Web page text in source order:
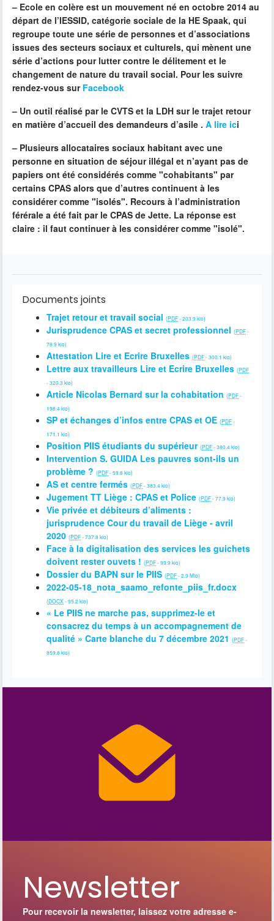
– Ecole en colère est un mouvement né en octobre 2014 au
départ de l’IESSID, catégorie sociale de la HE Spaak, qui
regroupe toute une série de personnes et d’associations
issues des secteurs sociaux et culturels, qui mènent une
série d’actions pour lutter contre le délitement et le
changement de nature du travail social. Pour les suivre
rendez-vous sur Facebook
– Un outil réalisé par le CVTS et la LDH sur le trajet retour
en matière d’accueil des demandeurs d’asile .A lire ici
– Plusieurs allocataires sociaux habitant avec une
personne en situation de séjour illégal et n’ayant pas de
papiers ont été considérés comme "cohabitants" par
certains CPAS alors que d’autres continuent à les
considérer comme "isolés". Recours à l’administration
férérale a été fait par le CPAS de Jette. La réponse est
claire : il faut continuer à les considérer comme "isolé".
Documents joints
Trajet retour et travail social (PDF-203.9 kio)
Jurisprudence CPAS et secret professionnel (PDF-
78.9 kio)
Attestation Lire et Ecrire Bruxelles (PDF-300.1 kio)
Lettre aux travailleurs Lire et Ecrire Bruxelles (PDF
-320.3 kio)
Article Nicolas Bernard sur la cohabitation (PDF-
198.4 kio)
SP et échanges d’infos entre CPAS et OE (PDF-
171.1 kio)
Position PIIS étudiants du supérieur(PDF-380.4 kio)
Intervention S. GUIDA Les pauvres sont-ils un
problème ? (PDF-59.8 kio)
AS et centre fermés (PDF-383.4 kio)
Jugement TT Liège : CPAS et Police (PDF-77.9 kio)
Vie privée et débiteurs d’aliments :
jurisprudence Cour du travail de Liège - avril
2020 (PDF-737.8 kio)
Face à la digitalisation des services les guichets
doivent rester ouvets ! (PDF-99.9 kio)
Dossier du BAPN sur le PIIS (PDF-2.9 Mio)
2022-05-18_nota_saamo_refonte_piis_fr.docx
(DOCX-95.2 kio)
« Le PIIS ne marche pas, supprimez-le et
consacrez du temps à un accompagnement de
qualité » Carte blanche du 7 décembre 2021 (PDF-
859.8 kio)
Newsletter
Pour recevoir la newsletter, laissez votre adresse e-